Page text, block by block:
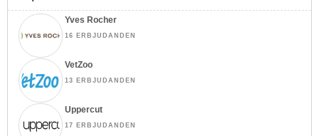
Yves Rocher
16 ERBJUDANDEN
VetZoo
13 ERBJUDANDEN
Uppercut
17 ERBJUDANDEN